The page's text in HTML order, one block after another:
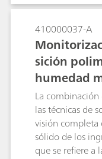
tecnología
recepción,
aceptación del
alto retorno de
410000037-A
sición
humedad
a Raman y
de vapor
La
las técnicas de
visión completa
sólido de los
que se refiere a